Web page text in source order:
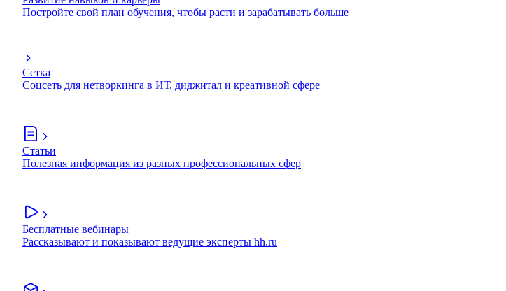
Постройте свой план обучения, чтобы расти и зарабатывать больше
Сетка
Соцсеть для нетворкинга в ИТ, диджитал и креативной сфере
Статьи
Полезная информация из разных профессиональных сфер
Бесплатные вебинары
Рассказывают и показывают ведущие эксперты hh.ru